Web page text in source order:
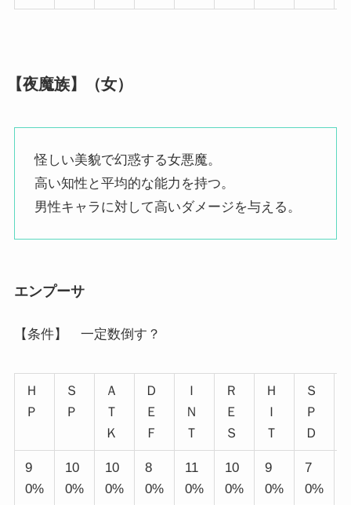
【夜魔族】（女）
怪しい美貌で幻惑する女悪魔。
高い知性と平均的な能力を持つ。
男性キャラに対して高いダメージを与える。
エンプーサ
【条件】 一定数倒す？
Ｈ
Ｐ
Ｓ
Ｐ
Ａ
Ｔ
Ｋ
Ｄ
Ｅ
Ｆ
Ｉ
Ｎ
Ｔ
Ｒ
Ｅ
Ｓ
Ｈ
Ｉ
Ｔ
Ｓ
Ｐ
Ｄ
9
0%
10
0%
10
0%
8
0%
11
0%
10
0%
9
0%
7
0%